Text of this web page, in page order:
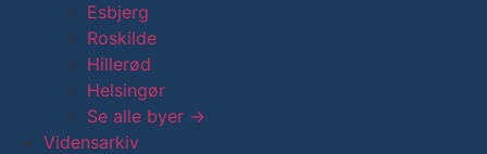
Esbjerg
Roskilde
Hillerød
Helsingør
Se alle byer →
Vidensarkiv